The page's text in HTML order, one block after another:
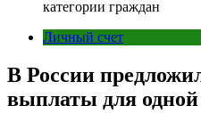
категории граждан
Личный счет
В России
выплаты для одной